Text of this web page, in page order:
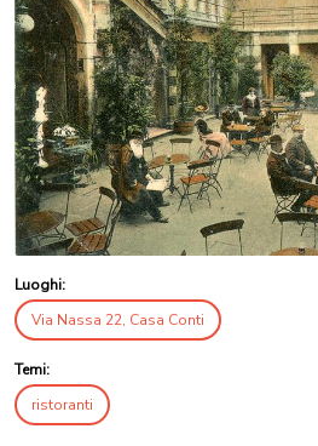
Luoghi:
Via Nassa 22, Casa Conti
Temi:
ristoranti